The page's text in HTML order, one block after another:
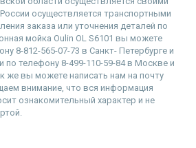
осуществляется транспортными
заказа или уточнения деталей по
мойка Oulin OL S6101 вы можете
8-812-565-07-73 в Санкт- Петербурге и
по телефону 8-499-110-59-84 в Москве и
же вы можете написать нам на почту
внимание, что вся информация
ознакомительный характер и не